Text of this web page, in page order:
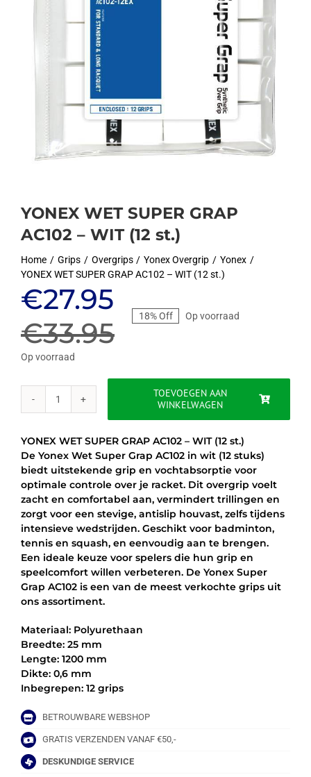
YONEX WET SUPER GRAP
AC102 – WIT (12 st.)
Home Grips Overgrips Yonex Overgrip
Yonex
YONEX WET SUPER GRAP AC102 – WIT (12 st.)
€33.95
Oorspronkelijke
prijs
was:
€33.95.
€27.95
Huidige
prijs
is:
€27.95.
18% Off Op voorraad
Op voorraad
YONEX
AC102
-
TOEVOEGEN AAN
WINKELWAGEN
YONEX WET SUPER GRAP AC102 – WIT (12 st.)
De Yonex Wet Super Grap AC102 in wit (12 stuks)
biedt uitstekende grip en vochtabsorptie voor
optimale controle over je racket. Dit overgrip voelt
zacht en comfortabel aan, vermindert trillingen en
zorgt voor een stevige, antislip houvast, zelfs tijdens
intensieve wedstrijden. Geschikt voor badminton,
tennis en squash, en eenvoudig aan te brengen.
Een ideale keuze voor spelers die hun grip en
speelcomfort willen verbeteren. De Yonex Super
Grap AC102 is een van de meest verkochte grips uit
ons assortiment.
Materiaal: Polyurethaan
Breedte: 25 mm
Lengte: 1200 mm
Dikte: 0,6 mm
Inbegrepen: 12 grips
BETROUWBARE WEBSHOP
GRATIS VERZENDEN VANAF €50,-
DESKUNDIGE SERVICE